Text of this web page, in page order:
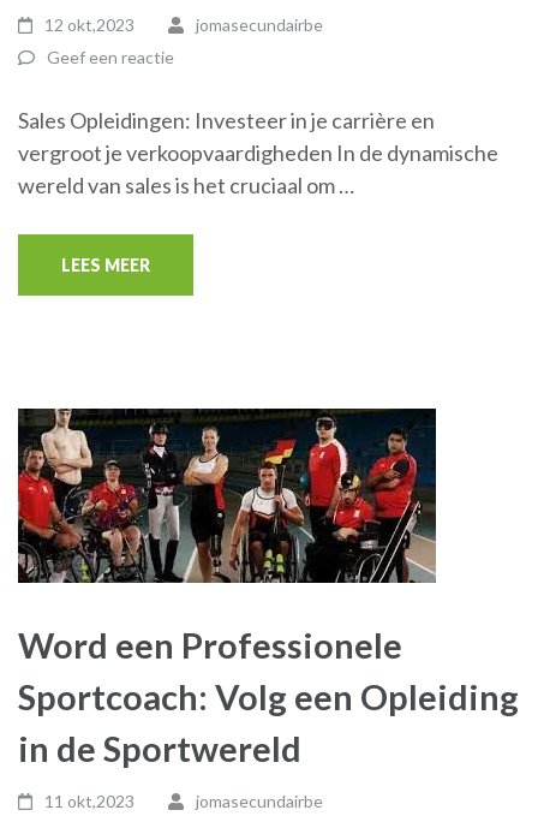
12 okt,2023
jomasecundairbe
Geef een reactie
Sales Opleidingen: Investeer in je carrière en
vergroot je verkoopvaardigheden In de dynamische
wereld van sales is het cruciaal om …
LEES MEER
Word een Professionele
Sportcoach: Volg een Opleiding
in de Sportwereld
11 okt,2023
jomasecundairbe